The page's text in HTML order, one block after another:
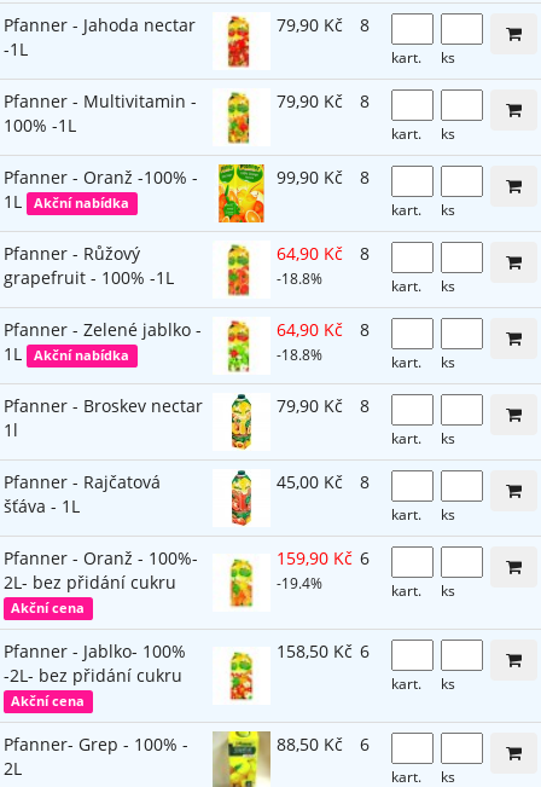
Pfanner - Jahoda nectar
-1L
79,90 Kč 8
kart. ks
Pfanner - Multivitamin -
100% -1L
79,90 Kč 8
kart. ks
Pfanner - Oranž -100% -
1L
Akční nabídka
99,90 Kč 8
kart. ks
Pfanner - Růžový
grapefruit - 100% -1L
64,90 Kč
-18.8%
8
kart. ks
Pfanner - Zelené jablko -
1L
Akční nabídka
64,90 Kč
-18.8%
8
kart. ks
Pfanner - Broskev nectar
1l
79,90 Kč 8
kart. ks
Pfanner - Rajčatová
šťáva - 1L
45,00 Kč 8
kart. ks
Pfanner - Oranž - 100%-
2L- bez přidání cukru
Akční cena
159,90 Kč
-19.4%
6
kart. ks
Pfanner - Jablko- 100%
-2L- bez přidání cukru
Akční cena
158,50 Kč 6
kart. ks
Pfanner- Grep - 100% -
2L
88,50 Kč 6
kart. ks